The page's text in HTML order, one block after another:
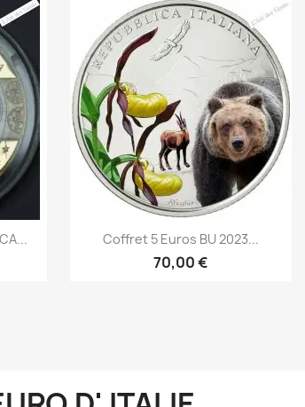
Coffret 5 Euros BU 2023...
70,00 €
Aperçu rapide